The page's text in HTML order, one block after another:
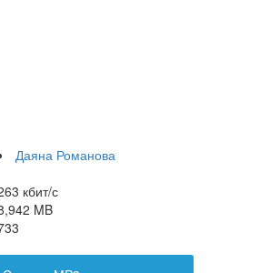
Даяна Романова
кбит/с
MB